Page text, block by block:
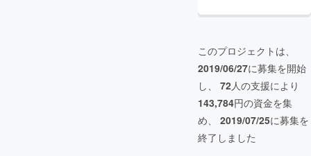
このプロジェクトは、
2019/06/27に募集を開始
し、 72人の支援により
143,784円の資金を集
め、 2019/07/25に募集を
終了しました